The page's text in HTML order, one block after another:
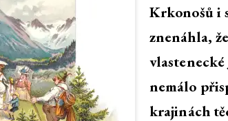
Krkonošů i
znenáhla,
nemálo
krajinách